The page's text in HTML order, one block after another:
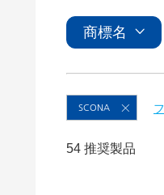
缶コーティング
商標名
SCONA
54 推奨製品